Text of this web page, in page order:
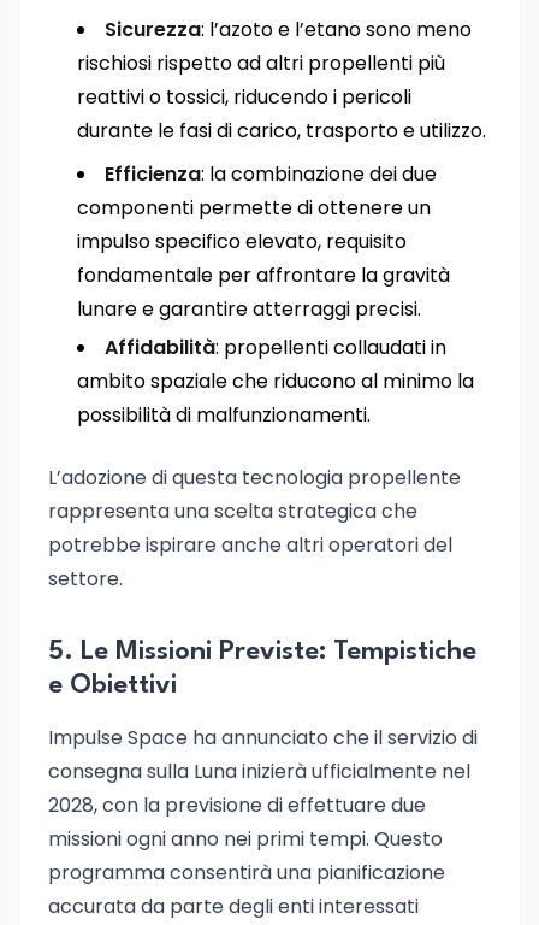
Sicurezza: l’azoto e l’etano sono meno
rischiosi rispetto ad altri propellenti più
reattivi o tossici, riducendo i pericoli
durante le fasi di carico, trasporto e utilizzo.
Efficienza: la combinazione dei due
componenti permette di ottenere un
impulso specifico elevato, requisito
fondamentale per affrontare la gravità
lunare e garantire atterraggi precisi.
Affidabilità: propellenti collaudati in
ambito spaziale che riducono al minimo la
possibilità di malfunzionamenti.
L’adozione di questa tecnologia propellente
rappresenta una scelta strategica che
potrebbe ispirare anche altri operatori del
settore.
5. Le Missioni Previste: Tempistiche
e Obiettivi
Impulse Space ha annunciato che il servizio di
consegna sulla Luna inizierà ufficialmente nel
2028, con la previsione di effettuare due
missioni ogni anno nei primi tempi. Questo
programma consentirà una pianificazione
accurata da parte degli enti interessati